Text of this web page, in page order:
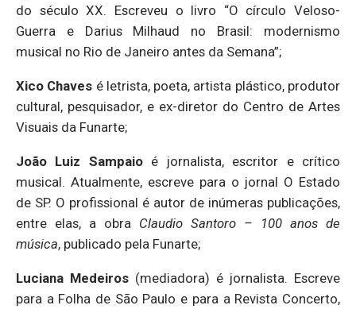
do século XX. Escreveu o livro “O círculo Veloso-
Guerra e Darius Milhaud no Brasil: modernismo
musical no Rio de Janeiro antes da Semana”;
Xico Chaves é letrista, poeta, artista plástico, produtor
cultural, pesquisador, e ex-diretor do Centro de Artes
Visuais da Funarte;
João Luiz Sampaioé jornalista, escritor e crítico
musical. Atualmente, escreve para o jornal O Estado
de SP. O profissional é autor de inúmeras publicações,
entre elas, a obra Claudio Santoro – 100 anos de
música, publicado pela Funarte;
Luciana Medeiros (mediadora) é jornalista. Escreve
para a Folha de São Paulo e para a Revista Concerto,